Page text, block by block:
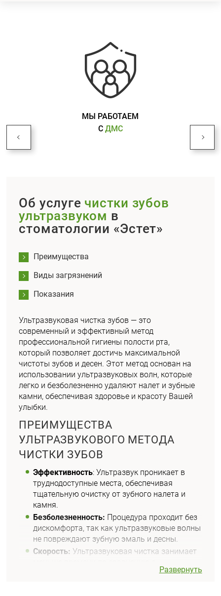
МЫ РАБОТАЕМ
С ДМС
Об услуге чистки зубов
ультразвуком в
стоматологии «Эстет»
Преимущества
Виды загрязнений
Показания
Ультразвуковая чистка зубов — это
современный и эффективный метод
профессиональной гигиены полости рта,
который позволяет достичь максимальной
чистоты зубов и десен. Этот метод основан на
использовании ультразвуковых волн, которые
легко и безболезненно удаляют налет и зубные
камни, обеспечивая здоровье и красоту Вашей
улыбки.
ПРЕИМУЩЕСТВА
УЛЬТРАЗВУКОВОГО МЕТОДА
ЧИСТКИ ЗУБОВ
Эффективность: Ультразвук проникает в
труднодоступные места, обеспечивая
тщательную очистку от зубного налета и
камня.
Безболезненность: Процедура проходит без
дискомфорта, так как ультразвуковые волны
не повреждают зубную эмаль и десны.
Скорость: Ультразвуковая чистка занимает
традиционными методами, что делает её
Развернуть